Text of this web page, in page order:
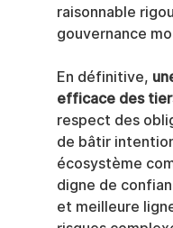
raisonnable
gouvernance
En définitive,
efficace des
respect des
de bâtir
écosystème
digne de
et meilleure